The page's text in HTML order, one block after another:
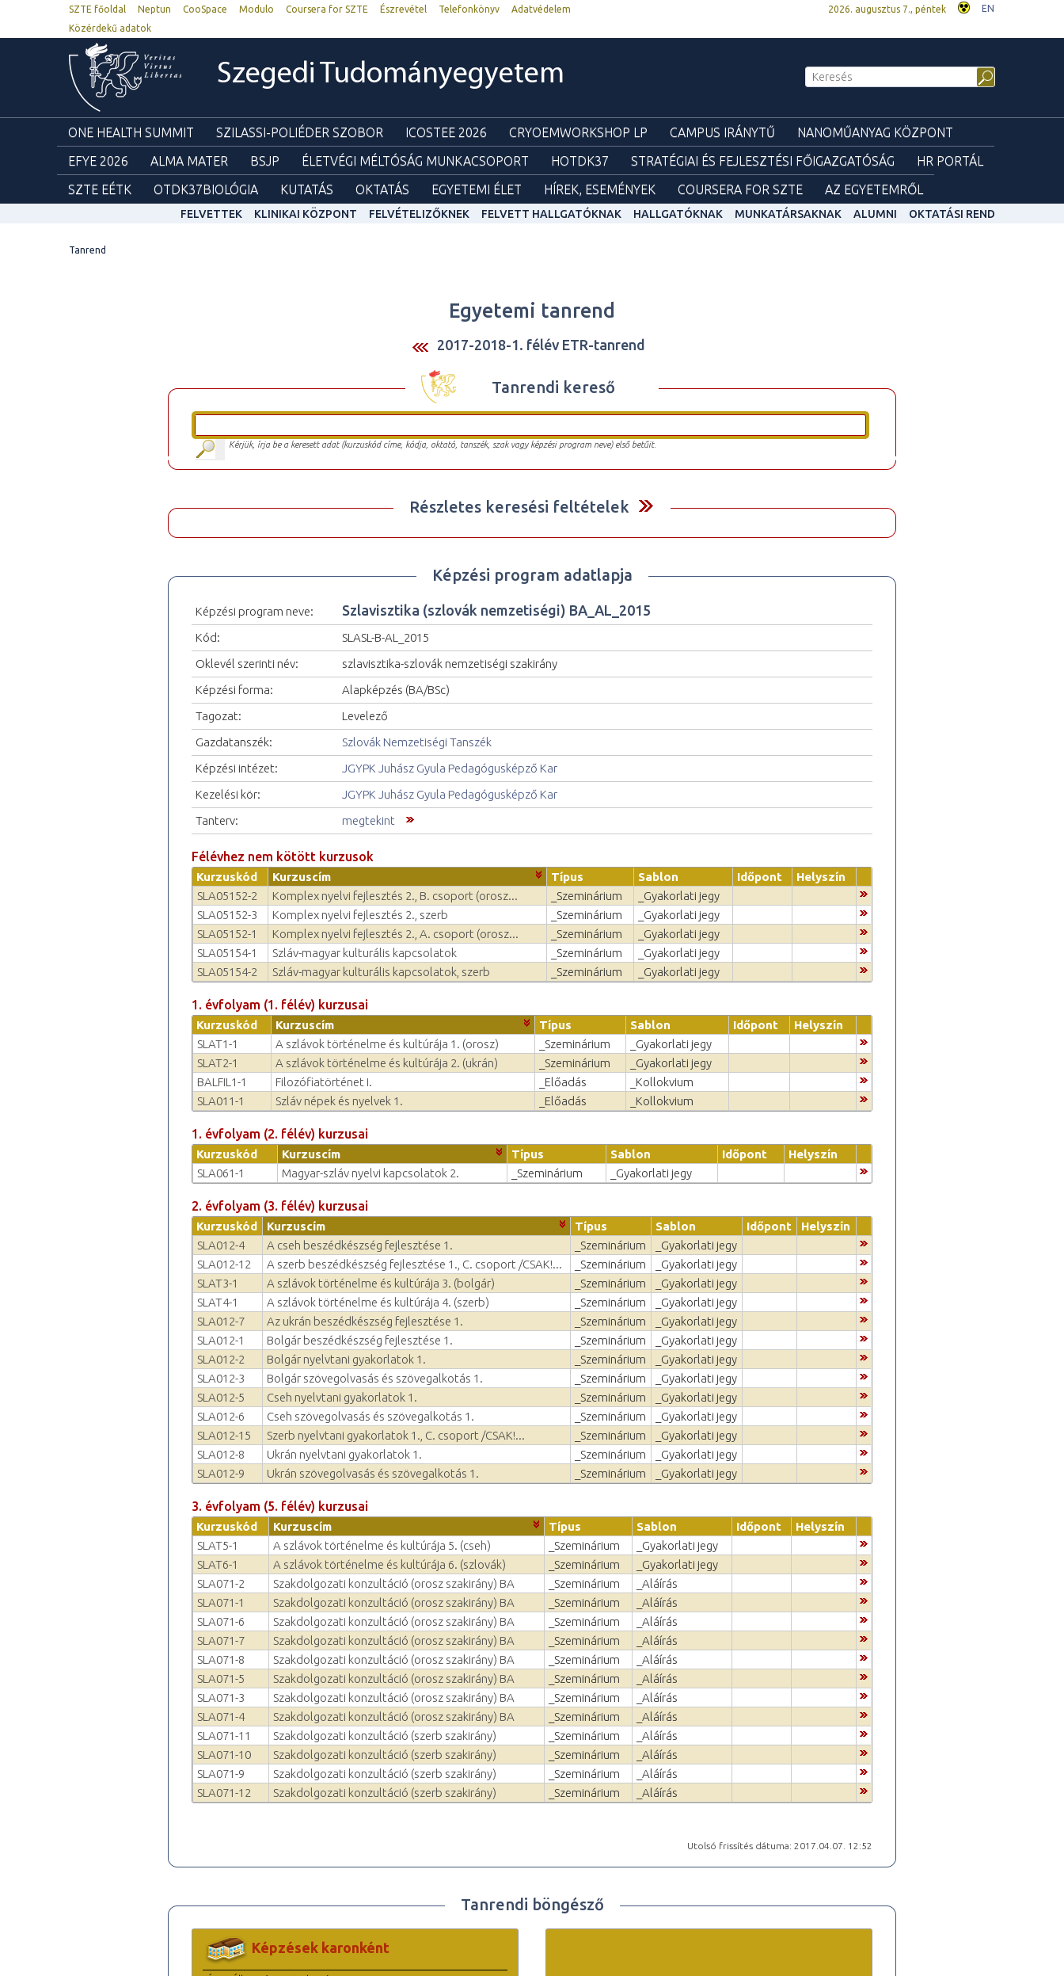
SZTE főoldal Neptun CooSpace Modulo Coursera for SZTE Észrevétel Telefonkönyv
Adatvédelem
Közérdekű adatok
2026. augusztus 7., péntek EN
Szegedi Tudományegyetem
ONE HEALTH SUMMIT SZILASSI-POLIÉDER SZOBOR ICOSTEE 2026 CRYOEMWORKSHOP LP CAMPUS IRÁNYTŰ
NANOMŰANYAG KÖZPONT
EFYE 2026
ALMA MATER BSJP ÉLETVÉGI MÉLTÓSÁG MUNKACSOPORT HOTDK37 STRATÉGIAI ÉS FEJLESZTÉSI FŐIGAZGATÓSÁG
HR PORTÁL
SZTE EÉTK
OTDK37BIOLÓGIA KUTATÁS OKTATÁS EGYETEMI ÉLET HÍREK, ESEMÉNYEK COURSERA FOR SZTE AZ EGYETEMRŐL
FELVETTEK KLINIKAI KÖZPONT FELVÉTELIZŐKNEK FELVETT HALLGATÓKNAK HALLGATÓKNAK MUNKATÁRSAKNAK ALUMNI OKTATÁSI REND
Tanrend
Egyetemi tanrend
2017-2018-1. félév ETR-tanrend
Tanrendi kereső
Kérjük, írja be a keresett adat (kurzuskód címe, kódja, oktató, tanszék, szak vagy képzési program neve) első betűit.
Részletes keresési feltételek
Képzési program adatlapja
Képzési program neve: Szlavisztika (szlovák nemzetiségi) BA_AL_2015
Kód:
SLASL-B-AL_2015
Oklevél szerinti név:
szlavisztika-szlovák nemzetiségi szakirány
Képzési forma:
Alapképzés (BA/BSc)
Tagozat:
Levelező
Gazdatanszék:
Szlovák Nemzetiségi Tanszék
Képzési intézet:
JGYPK Juhász Gyula Pedagógusképző Kar
Kezelési kör:
JGYPK Juhász Gyula Pedagógusképző Kar
Tanterv:
megtekint
Félévhez nem kötött kurzusok
Kurzuskód Kurzuscím Típus Sablon Időpont
Helyszín
SLA05152-2
Komplex nyelvi fejlesztés 2., B. csoport (orosz... _Szeminárium
_Gyakorlati jegy
SLA05152-3
Komplex nyelvi fejlesztés 2., szerb _Szeminárium
_Gyakorlati jegy
SLA05152-1
Komplex nyelvi fejlesztés 2., A. csoport (orosz... _Szeminárium
_Gyakorlati jegy
SLA05154-1
Szláv-magyar kulturális kapcsolatok _Szeminárium
_Gyakorlati jegy
SLA05154-2
Szláv-magyar kulturális kapcsolatok, szerb _Szeminárium _Gyakorlati jegy
1. évfolyam (1. félév) kurzusai
Kurzuskód Kurzuscím Típus Sablon Időpont
Helyszín
SLAT1-1
A szlávok történelme és kultúrája 1. (orosz) _Szeminárium
_Gyakorlati jegy
SLAT2-1
A szlávok történelme és kultúrája 2. (ukrán) _Szeminárium
_Gyakorlati jegy
BALFIL1-1
Filozófiatörténet I. _Előadás
_Kollokvium
SLA011-1
Szláv népek és nyelvek 1. _Előadás _Kollokvium
1. évfolyam (2. félév) kurzusai
Kurzuskód Kurzuscím Típus Sablon Időpont
Helyszín
SLA061-1
Magyar-szláv nyelvi kapcsolatok 2. _Szeminárium _Gyakorlati jegy
2. évfolyam (3. félév) kurzusai
Kurzuskód Kurzuscím Típus Sablon Időpont
Helyszín
SLA012-4
A cseh beszédkészség fejlesztése 1. _Szeminárium
_Gyakorlati jegy
SLA012-12
A szerb beszédkészség fejlesztése 1., C. csoport /CSAK!... _Szeminárium
_Gyakorlati jegy
SLAT3-1
A szlávok történelme és kultúrája 3. (bolgár) _Szeminárium
_Gyakorlati jegy
SLAT4-1
A szlávok történelme és kultúrája 4. (szerb) _Szeminárium
_Gyakorlati jegy
SLA012-7
Az ukrán beszédkészség fejlesztése 1. _Szeminárium
_Gyakorlati jegy
SLA012-1
Bolgár beszédkészség fejlesztése 1. _Szeminárium
_Gyakorlati jegy
SLA012-2
Bolgár nyelvtani gyakorlatok 1. _Szeminárium
_Gyakorlati jegy
SLA012-3
Bolgár szövegolvasás és szövegalkotás 1. _Szeminárium
_Gyakorlati jegy
SLA012-5
Cseh nyelvtani gyakorlatok 1. _Szeminárium
_Gyakorlati jegy
SLA012-6
Cseh szövegolvasás és szövegalkotás 1. _Szeminárium
_Gyakorlati jegy
SLA012-15
Szerb nyelvtani gyakorlatok 1., C. csoport /CSAK!... _Szeminárium
_Gyakorlati jegy
SLA012-8
Ukrán nyelvtani gyakorlatok 1. _Szeminárium
_Gyakorlati jegy
SLA012-9
Ukrán szövegolvasás és szövegalkotás 1. _Szeminárium _Gyakorlati jegy
3. évfolyam (5. félév) kurzusai
Kurzuskód Kurzuscím Típus Sablon Időpont
Helyszín
SLAT5-1
A szlávok történelme és kultúrája 5. (cseh) _Szeminárium
_Gyakorlati jegy
SLAT6-1
A szlávok történelme és kultúrája 6. (szlovák) _Szeminárium
_Gyakorlati jegy
SLA071-2
Szakdolgozati konzultáció (orosz szakirány) BA _Szeminárium
_Aláírás
SLA071-1
Szakdolgozati konzultáció (orosz szakirány) BA _Szeminárium
_Aláírás
SLA071-6
Szakdolgozati konzultáció (orosz szakirány) BA _Szeminárium
_Aláírás
SLA071-7
Szakdolgozati konzultáció (orosz szakirány) BA _Szeminárium
_Aláírás
SLA071-8
Szakdolgozati konzultáció (orosz szakirány) BA _Szeminárium
_Aláírás
SLA071-5
Szakdolgozati konzultáció (orosz szakirány) BA _Szeminárium
_Aláírás
SLA071-3
Szakdolgozati konzultáció (orosz szakirány) BA _Szeminárium
_Aláírás
SLA071-4
Szakdolgozati konzultáció (orosz szakirány) BA _Szeminárium
_Aláírás
SLA071-11
Szakdolgozati konzultáció (szerb szakirány) _Szeminárium
_Aláírás
SLA071-10
Szakdolgozati konzultáció (szerb szakirány) _Szeminárium
_Aláírás
SLA071-9
Szakdolgozati konzultáció (szerb szakirány) _Szeminárium
_Aláírás
SLA071-12
Szakdolgozati konzultáció (szerb szakirány) _Szeminárium _Aláírás
Utolsó frissítés dátuma: 2017.04.07. 12:52
Tanrendi böngésző
Képzések karonként